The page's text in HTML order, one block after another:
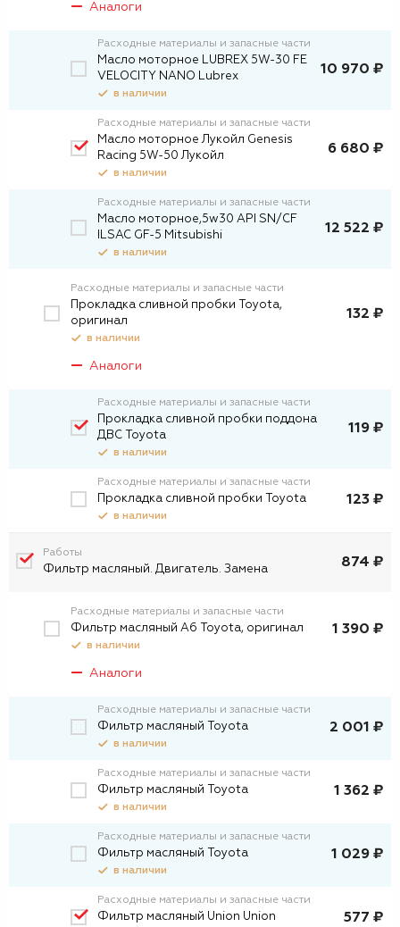
Аналоги
Расходные материалы и запасные части
Масло моторное LUBREX 5W-30 FE
VELOCITY NANO Lubrex
в наличии
10 970 ₽
Расходные материалы и запасные части
Масло моторное Лукойл Genesis
Racing 5W-50 Лукойл
в наличии
6 680 ₽
Расходные материалы и запасные части
Масло моторное,5w30 API SN/CF
ILSAC GF-5 Mitsubishi
в наличии
12 522 ₽
Расходные материалы и запасные части
Прокладка сливной пробки Toyota,
оригинал
в наличии
132 ₽
Аналоги
Расходные материалы и запасные части
Прокладка сливной пробки поддона
ДВС Toyota
в наличии
119 ₽
Расходные материалы и запасные части
Прокладка сливной пробки Toyota
в наличии
123 ₽
Работы
Фильтр масляный. Двигатель. Замена 874 ₽
Расходные материалы и запасные части
Фильтр масляный А6 Toyota, оригинал
в наличии
1 390 ₽
Аналоги
Расходные материалы и запасные части
Фильтр масляный Toyota
в наличии
2 001 ₽
Расходные материалы и запасные части
Фильтp масляный Toyota
в наличии
1 362 ₽
Расходные материалы и запасные части
Фильтр масляный Toyota
в наличии
1 029 ₽
Расходные материалы и запасные части
Фильтр масляный Union Union 577 ₽